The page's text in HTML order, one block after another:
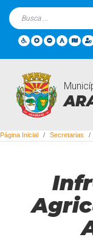
Secretarias
Página Inicial Secretarias